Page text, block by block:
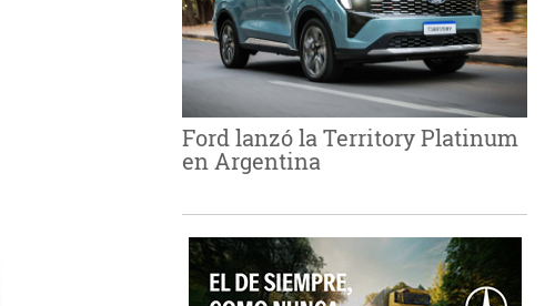
Ford lanzó la Territory Platinum
en Argentina